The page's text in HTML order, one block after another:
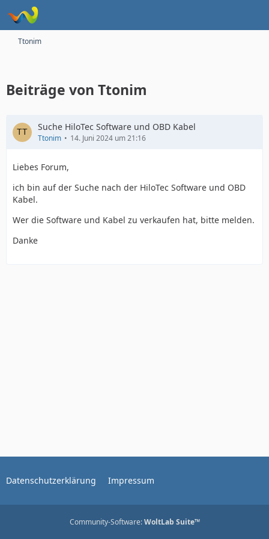
Ttonim
Beiträge von Ttonim
Suche HiloTec Software und OBD Kabel
Ttonim 14. Juni 2024 um 21:16
Liebes Forum,
ich bin auf der Suche nach der HiloTec Software und OBD
Kabel.
Wer die Software und Kabel zu verkaufen hat, bitte melden.
Danke
Datenschutzerklärung Impressum
Community-Software:WoltLab Suite™